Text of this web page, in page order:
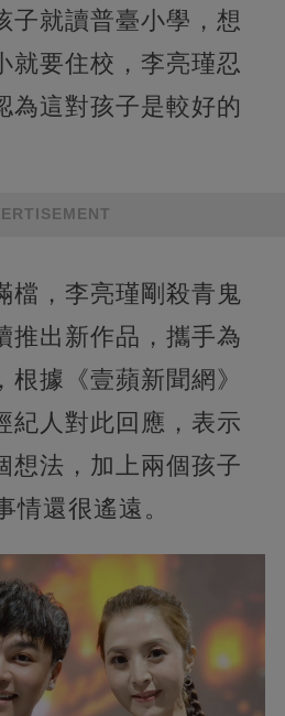
子就讀普臺小學，想
就要住校，李亮瑾忍
為這對孩子是較好的
檔，李亮瑾剛殺青鬼
推出新作品，攜手為
據《壹蘋新聞網》
紀人對此回應，表示
想法，加上兩個孩子
情還很遙遠。